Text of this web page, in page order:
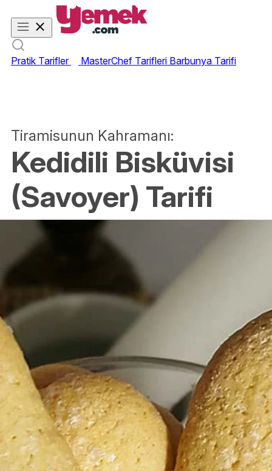
Pratik Tarifler MasterChef Tarifleri Barbunya Tarifi
Tiramisunun Kahramanı:
Kedidili Bisküvisi
(Savoyer) Tarifi